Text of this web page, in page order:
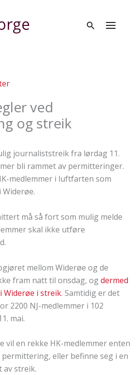
ved
og streik
journaliststreik fra lørdag 11.
bli rammet av permitteringer.
medlemmer i luftfarten som
må så fort som mulig melde
skal ikke utføre
mellom Widerøe og de
fram natt til onsdag, ogdermed
Widerøe i streik. Samtidig er det
2200 NJ-medlemmer i 102
mai.
vil en rekke HK-medlemmer enten
eller befinne seg i en
av streik.